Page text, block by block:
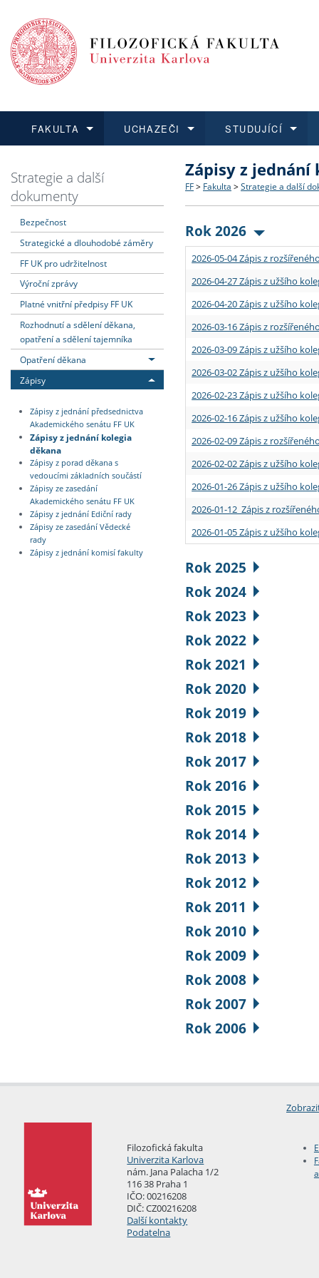
FAKULTA
Dozvědět se více
Struktura a historie
Strategie a další
Podpora a benefity pro
Absolventi fakulty
UCHAZEČI
Podat přihlášku
Co studovat a jak se
Učitelské studijní
Informace k průběhu
STUDUJÍCÍ
Dozvědět se více
Bakalářské a magisterské
Doktorské studium
Rigorózní řízení
Dozvědět se více
O vědě a výzkumu na FF
Akademické kvalifikace
Granty a projekty
Dozvědět se více
Aktuální nabídky a
Vyjíždějící studenti
Přijíždějící studenti
Vyjíždějící zaměstnanci
Strategie a další
dokumenty
Bezpečnost
Strategické a dlouhodobé záměry
FF UK pro udržitelnost
Výroční zprávy
Platné vnitřní předpisy FF UK
Rozhodnutí a sdělení děkana,
opatření a sdělení tajemníka
Opatření děkana
Zápisy
Zápisy z jednání předsednictva
Akademického senátu FF UK
Zápisy z jednání kolegia
děkana
Zápisy z porad děkana s
vedoucími základních součástí
Zápisy ze zasedání
Akademického senátu FF UK
Zápisy z jednání Ediční rady
Zápisy ze zasedání Vědecké
rady
Zápisy z jednání komisí fakulty
Zápisy z jednání
FF > Fakulta > Strategie a další
Rok 2026
2026-05-04 Zápis z
2026-04-27 Zápis z užšího
2026-04-20 Zápis z užšího
2026-03-16 Zápis z
2026-03-09 Zápis z užšího
2026-03-02 Zápis z užšího
2026-02-23 Zápis z užšího
2026-02-16 Zápis z užšího
2026-02-09 Zápis z
2026-02-02 Zápis z užšího
2026-01-26 Zápis z užšího
2026-01-12 Zápis z
2026-01-05 Zápis z užšího
Rok 2025
Rok 2024
Rok 2023
Rok 2022
Rok 2021
Rok 2020
Rok 2019
Rok 2018
Rok 2017
Rok 2016
Rok 2015
Rok 2014
Rok 2013
Rok 2012
Rok 2011
Rok 2010
Rok 2009
Rok 2008
Rok 2007
Rok 2006
Filozofická fakulta
Univerzita Karlova
nám. Jana Palacha 1/2
116 38 Praha 1
IČO: 00216208
DIČ: CZ00216208
Další kontakty
Podatelna